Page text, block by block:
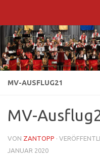
MV-AUSFLUG21
MV-
VON ZANTOPP ·
JANUAR 2020